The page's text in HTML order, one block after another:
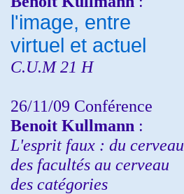
l'image, entre
virtuel et actuel
C.U.M 21 H
26/11/09 Conférence
Benoit Kullmann :
L'esprit faux : du cerveau
des facultés au cerveau
des catégories